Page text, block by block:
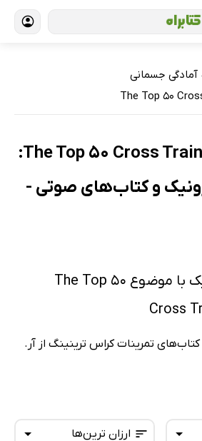
آمادگی جسمانی
The Top 50
The Top 50 Cross Training Workouts:
و کتاب‌های صوتی -
کتاب‌های الکترونیک با موضوع The Top 50
Cross
تمرینات کراس ترینینگ از آر.
ارزان ترین‌ها